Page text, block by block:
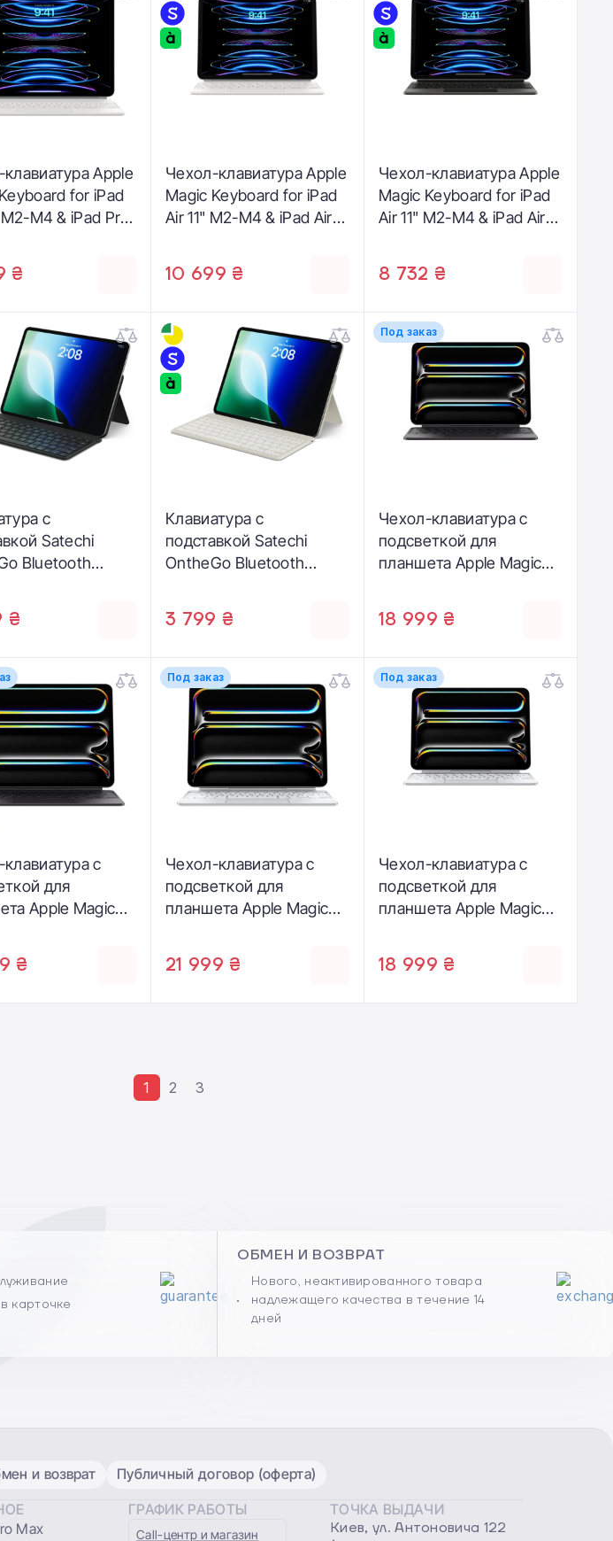
Apple
for iPad
M4 & iPad Pro
₴
Чехол-клавиатура Apple
Magic Keyboard for iPad
Air 11" M2-M4 & iPad Air
10 699 ₴
Чехол-клавиатура Apple
Magic Keyboard for iPad
Air 11" M2-M4 & iPad Air
(MXQT2T/A) |
8 732 ₴
с
Satechi
Bluetooth
₴
Клавиатура с
подставкой Satechi
OntheGo Bluetooth
3 799 ₴
Под заказ
Чехол-клавиатура с
подсветкой для
планшета Apple Magic
Ukrainian - Black
18 999 ₴
с
для
Apple Magic
- Black
₴
Под заказ
Чехол-клавиатура с
подсветкой для
планшета Apple Magic
Ukrainian - White
21 999 ₴
Под заказ
Чехол-клавиатура с
подсветкой для
планшета Apple Magic
Ukrainian - White
18 999 ₴
1 2 3
карточке
ОБМЕН И ВОЗВРАТ
Нового, неактивированного товара
надлежащего качества в течение 14
дней
и возврат Публичный договор (оферта)
Max
ГРАФИК РАБОТЫ
Сall-центр и магазин
ТОЧКА ВЫДАЧИ
Киев, ул. Антоновича 122